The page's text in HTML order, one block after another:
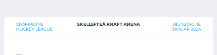
CHAMPIONS
HOCKEY LEAGUE
SKELLEFTEÅ KRAFT ARENA
DIENSTAG, 16.
JANUAR 2024